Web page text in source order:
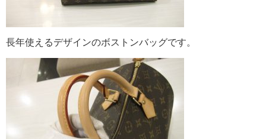
長年使えるデザインのボストンバッグです。